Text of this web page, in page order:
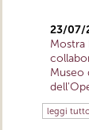
23/07/
Mostra
Museo
leggi